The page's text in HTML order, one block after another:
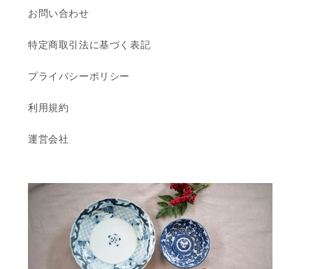
お問い合わせ
特定商取引法に基づく表記
プライバシーポリシー
利用規約
運営会社